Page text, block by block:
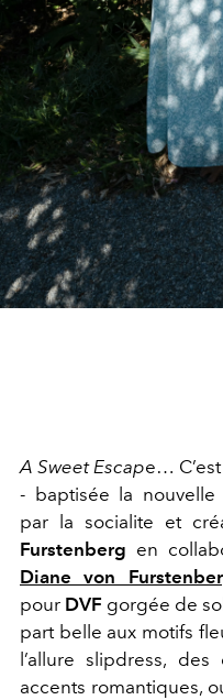
A Sweet Escape…
- baptisée la nouvelle
par la socialite et
Furstenberg en
Diane von
pour DVF gorgée de
part belle aux motifs
l’allure slipdress,
accents romantiques,